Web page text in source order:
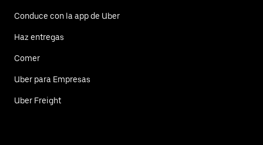
Conduce con la app de Uber
Haz entregas
Comer
Uber para Empresas
Uber Freight